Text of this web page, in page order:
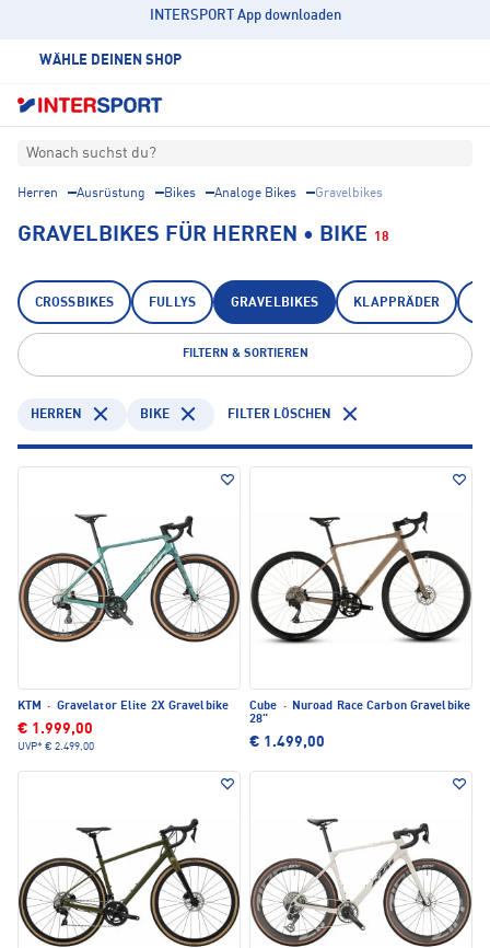
INTERSPORT App downloaden
WÄHLE DEINEN SHOP
Wonach suchst du?
Herren Ausrüstung Bikes Analoge Bikes Gravelbikes
GRAVELBIKES FÜR HERREN • BIKE 18
CROSSBIKES FULLYS GRAVELBIKES KLAPPRÄDER
FILTERN & SORTIEREN
HERREN BIKE FILTER LÖSCHEN
KTM · Gravelator Elite 2X Gravelbike
€ 1.999,00
UVP* € 2.499,00
Cube ·
Nuroad Race Carbon Gravelbike
28"
€ 1.499,00